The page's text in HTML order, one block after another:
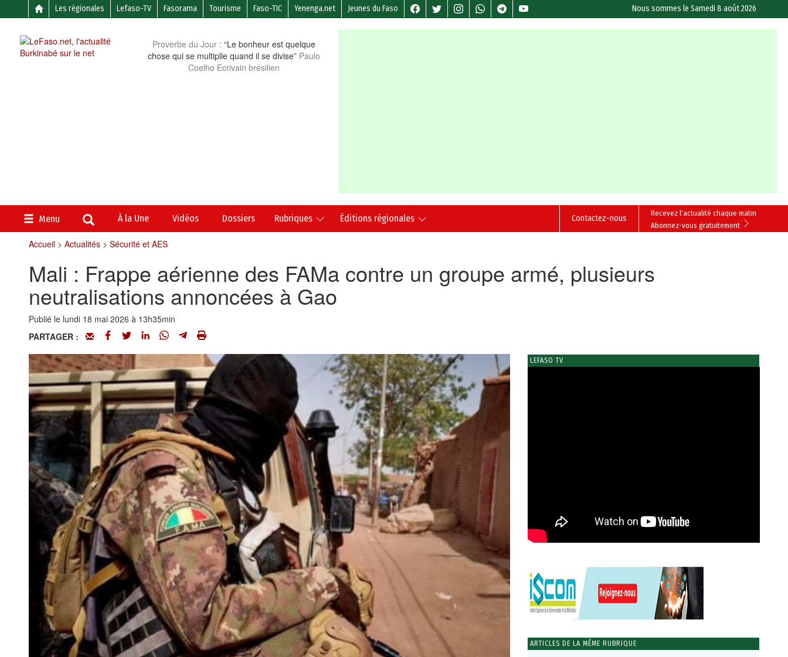
Les régionales Lefaso-TV Fasorama Tourisme Faso-TIC Yenenga.net Jeunes du Faso Nous sommes leSamedi 8 août 2026
Proverbe du Jour : “Le bonheur est quelque
chose qui se multiplie quand il se divise” Paulo
Coelho Ecrivain brésilien
Menu À la Une Vidéos Dossiers Rubriques Éditions régionales
Recevez l'actualité chaque matin
Abonnez-vous gratuitement
Contactez-nous
Accueil> Actualités> Sécurité et AES
Mali : Frappe aérienne des FAMa contre un groupe armé, plusieurs
neutralisations annoncées à Gao
Publié le lundi 18 mai 2026 à 13h35min
PARTAGER :
LEFASO TV
ARTICLES DE LA MÊME RUBRIQUE